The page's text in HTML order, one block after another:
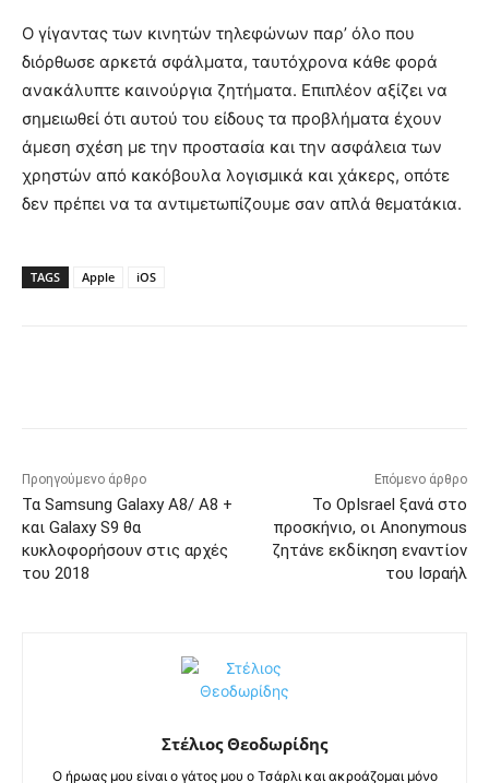
Ο γίγαντας των κινητών τηλεφώνων παρ’ όλο που
διόρθωσε αρκετά σφάλματα, ταυτόχρονα κάθε φορά
ανακάλυπτε καινούργια ζητήματα. Επιπλέον αξίζει να
σημειωθεί ότι αυτού του είδους τα προβλήματα έχουν
άμεση σχέση με την προστασία και την ασφάλεια των
χρηστών από κακόβουλα λογισμικά και χάκερς, οπότε
δεν πρέπει να τα αντιμετωπίζουμε σαν απλά θεματάκια.
TAGS Apple iOS
Προηγούμενο άρθρο
Τα Samsung Galaxy A8/ A8 +
και Galaxy S9 θα
κυκλοφορήσουν στις αρχές
του 2018
Επόμενο άρθρο
To OpIsrael ξανά στο
προσκήνιο, οι Anonymous
ζητάνε εκδίκηση εναντίον
του Ισραήλ
Στέλιος Θεοδωρίδης
Ο ήρωας μου είναι ο γάτος μου ο Τσάρλι και ακροάζομαι μόνο